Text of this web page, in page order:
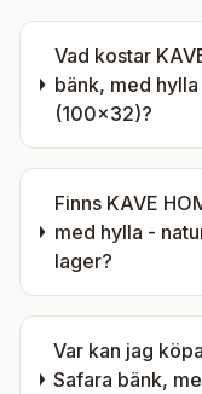
Vad kostar
bänk, med
(100x32)?
Finns KAVE
med hylla -
lager?
Var kan jag köpa
Safara bänk,